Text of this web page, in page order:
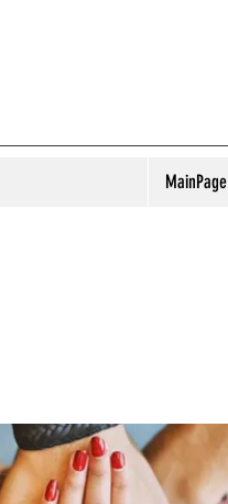
MainPage